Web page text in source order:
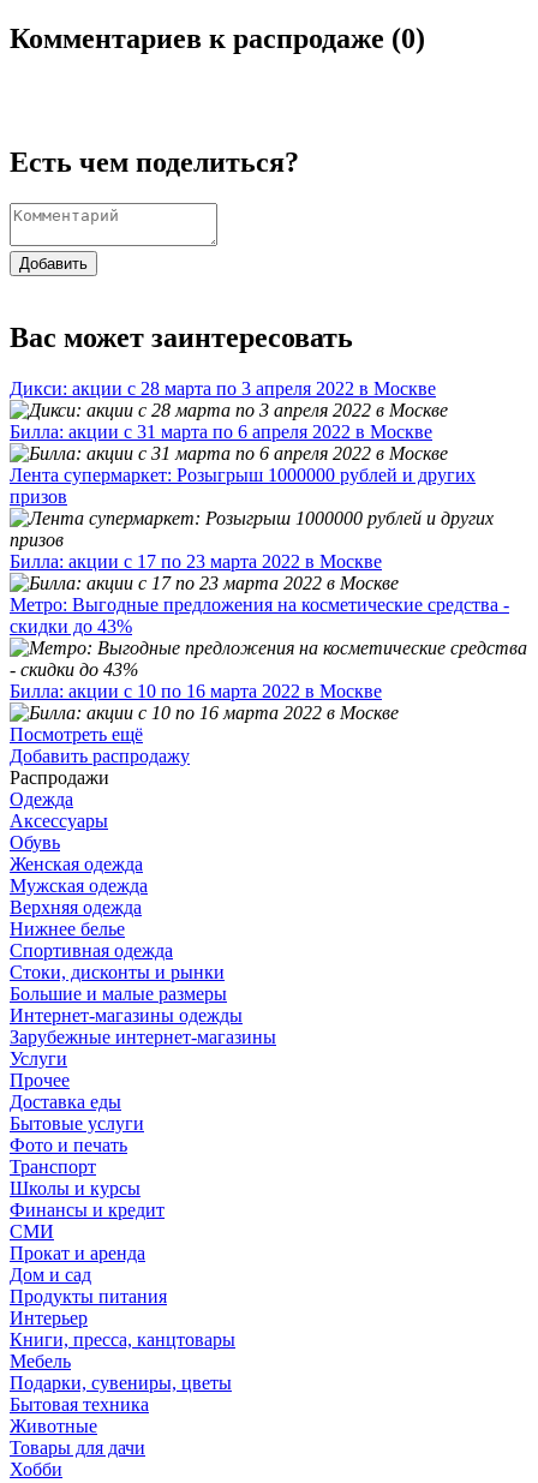
Комментариев к распродаже (0)
Есть чем поделиться?
Добавить
Вас может заинтересовать
Дикси: акции с 28 марта по 3 апреля 2022 в Москве
Билла: акции с 31 марта по 6 апреля 2022 в Москве
Лента супермаркет: Розыгрыш 1000000 рублей и других
призов
Билла: акции с 17 по 23 марта 2022 в Москве
Метро: Выгодные предложения на косметические средства -
скидки до 43%
Билла: акции с 10 по 16 марта 2022 в Москве
Посмотреть ещё
Добавить распродажу
Распродажи
Одежда
Аксессуары
Обувь
Женская одежда
Мужская одежда
Верхняя одежда
Нижнее белье
Спортивная одежда
Стоки, дисконты и рынки
Большие и малые размеры
Интернет-магазины одежды
Зарубежные интернет-магазины
Услуги
Прочее
Доставка еды
Бытовые услуги
Фото и печать
Транспорт
Школы и курсы
Финансы и кредит
СМИ
Прокат и аренда
Дом и сад
Продукты питания
Интерьер
Книги, пресса, канцтовары
Мебель
Подарки, сувениры, цветы
Бытовая техника
Животные
Товары для дачи
Хобби